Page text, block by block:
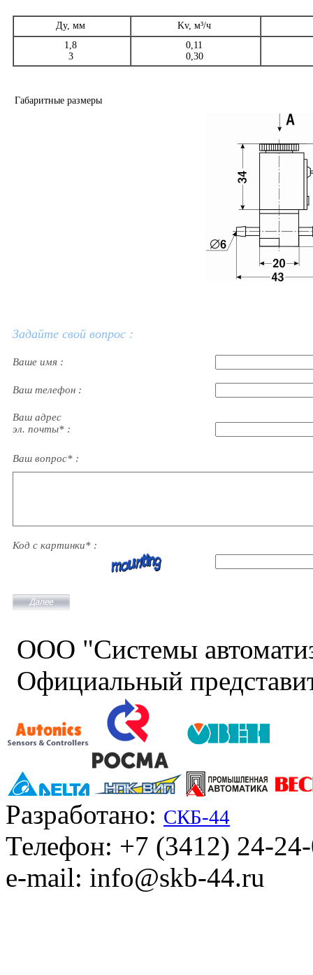
Ду, мм
Kv, м³/ч
1,8
3
0,11
0,30
Габаритные размеры
Задайте свой вопрос :
Ваше имя :
Ваш телефон :
Ваш адрес
эл. почты* :
Ваш вопрос* :
Код с картинки* :
ООО "Системы
Официальный
Разработано: СКБ-44
Телефон: +7 (3412) 24-
e-mail: info@skb-44.ru